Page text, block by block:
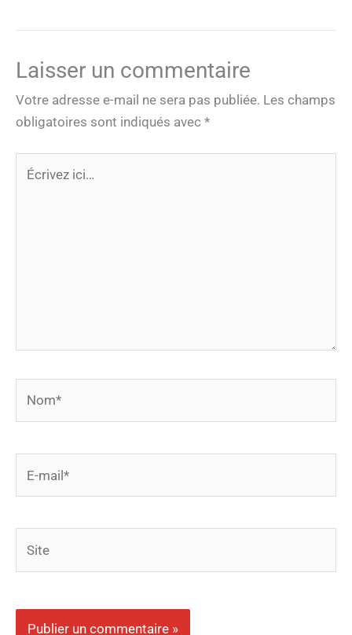
Laisser un commentaire
Votre adresse e-mail ne sera pas publiée. Les champs
obligatoires sont indiqués avec *
mail*